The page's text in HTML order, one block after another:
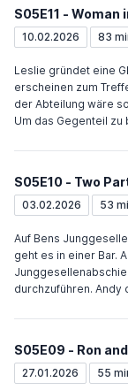
Ron und Tom zum
muss einige
indem sie ihre
schließlich erst als
Kleidung für eine
S05E11 - Woman
10.02.2026 83
Leslie gründet eine
erscheinen zum
der Abteilung wäre
Um das Gegenteil zu
riesigen
schließlich von der
passt Ron auf
nimmt es gelassen
Andy und Ben
sich dafür begeistern.
S05E10 - Two
03.02.2026 53
Auf Bens
geht es in einer Bar.
durchzuführen. Andy
Bau eines
merkt, dass dies
wieder aus. Sie
S05E09 - Ron
27.01.2026 55